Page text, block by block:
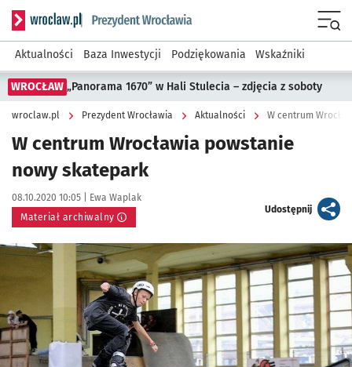
Serwis informacyjny wroclaw.pl podserwis: Prezydent
Aktualności Baza Inwestycji Podziękowania Wskaźniki
WROCŁAW „Panorama 1670” w Hali Stulecia – zdjęcia z soboty
wroclaw.pl Prezydent Wrocławia Aktualności W centrum
W centrum Wrocławia powstanie
nowy skatepark
Data publikacji:
08.10.2020 10:05 | Autor:
Ewa Waplak
Materiał archiwalny
Udostępnijartykuł
Kliknij, aby powiększyć